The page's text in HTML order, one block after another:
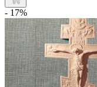
- 17%